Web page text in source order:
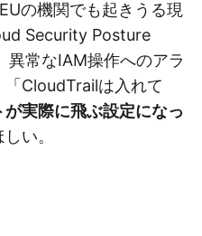
の機関でも起きうる現
Security Posture
常なIAM操作へのアラ
CloudTrailは入れて
が実際に飛ぶ設定になっ
い。